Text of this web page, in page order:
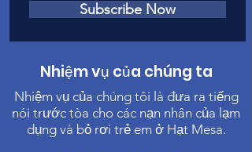
Subscribe Now
Nhiệm vụ của chúng ta
Nhiệm vụ của chúng tôi là đưa ra tiếng
nói trước tòa cho các nạn nhân của lạm
dụng và bỏ rơi trẻ em ở Hạt Mesa.